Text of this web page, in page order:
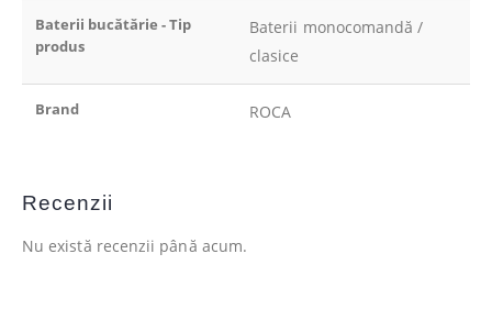
Baterii bucătărie - Tip
produs
Baterii monocomandă /
clasice
Brand ROCA
Recenzii
Nu există recenzii până acum.